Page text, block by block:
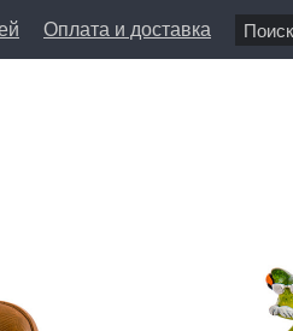
Оплата и доставка
1/8